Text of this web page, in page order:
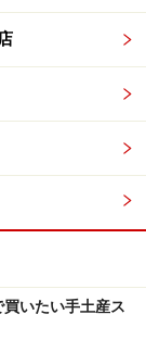
いたい手土産ス